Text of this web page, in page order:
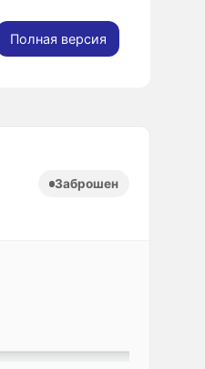
Полная версия
Заброшен